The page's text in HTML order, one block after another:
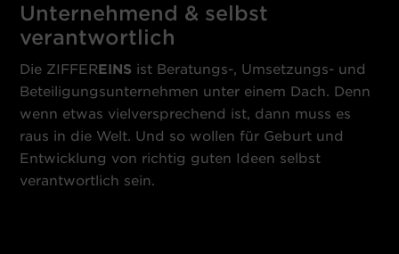
Unternehmend & selbst
verantwortlich
Die ZIFFER EINS ist Beratungs-, Umsetzungs- und
Beteiligungsunternehmen unter einem Dach. Denn
wenn etwas vielversprechend ist, dann muss es
raus in die Welt. Und so wollen für Geburt und
Entwicklung von richtig guten Ideen selbst
verantwortlich sein.